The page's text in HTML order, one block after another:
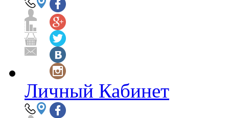
Личный Кабинет